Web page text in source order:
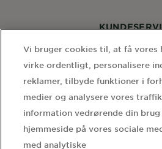
Kontakt os
Vi bruger cookies til, at få vores
virke ordentligt, personalisere
reklamer, tilbyde funktioner i
medier og analysere vores
information vedrørende din brug
hjemmeside på vores sociale
med analytiske